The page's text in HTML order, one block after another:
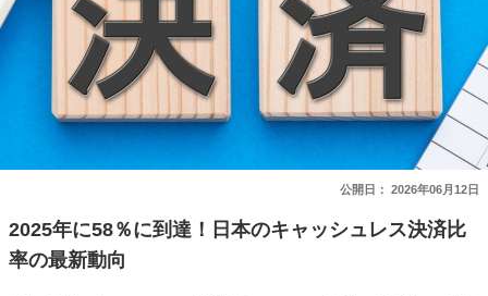
公開日： 2026年06月12日
2025年に58％に到達！日本のキャッシュレス決済比
率の最新動向